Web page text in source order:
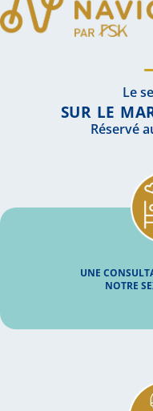
Le
SUR LE
Réservé
UNE
NOTRE